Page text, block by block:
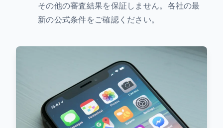
その他の審査結果を保証しません。各社の最
新の公式条件をご確認ください。